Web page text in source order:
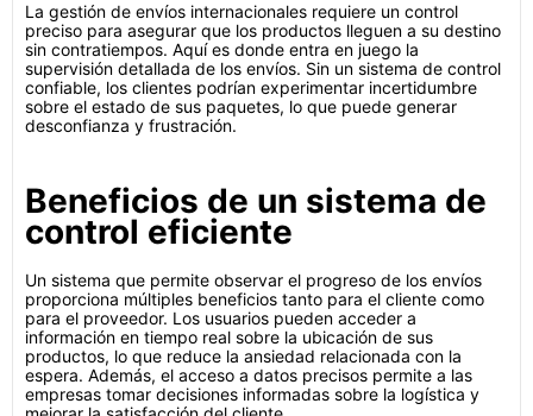
La gestión de envíos internacionales requiere un control
preciso para asegurar que los productos lleguen a su destino
sin contratiempos. Aquí es donde entra en juego la
supervisión detallada de los envíos. Sin un sistema de control
confiable, los clientes podrían experimentar incertidumbre
sobre el estado de sus paquetes, lo que puede generar
desconfianza y frustración.
Beneficios de un sistema de
control eficiente
Un sistema que permite observar el progreso de los envíos
proporciona múltiples beneficios tanto para el cliente como
para el proveedor. Los usuarios pueden acceder a
información en tiempo real sobre la ubicación de sus
productos, lo que reduce la ansiedad relacionada con la
espera. Además, el acceso a datos precisos permite a las
empresas tomar decisiones informadas sobre la logística y